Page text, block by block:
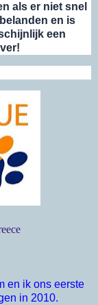
als er niet snel
en is
een
en ik ons eerste
in 2010.